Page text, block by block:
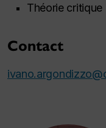
Théorie critique
Contact